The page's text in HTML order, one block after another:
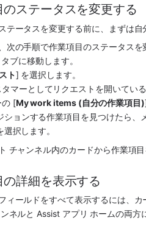
のステータスを変更する
テータスを変更する前に、まずは自
次の手順で作業項目のステータスを
ブに移動します。
ト] を選択します。
タマーとしてリクエストを開いてい
の [My work items (自分の作業項目)
ションする作業項目を見つけたら、
選択します。
チャンネル内のカードから作業項
詳細を表示する
ィールドをすべて表示するには、カ
ネルと Assist アプリ ホームの両方